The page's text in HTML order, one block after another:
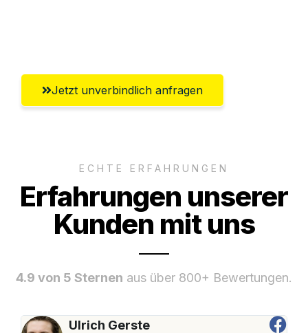
Jetzt unverbindlich anfragen
ECHTE ERFAHRUNGEN
Erfahrungen unserer
Kunden mit uns
4.9 von 5 Sternen aus über 800+ Bewertungen.
Ulrich Gerste